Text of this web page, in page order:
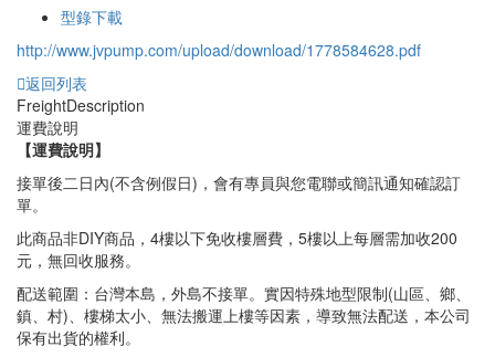
型錄下載
http://www.jvpump.com/upload/download/1778584628.pdf
返回列表
FreightDescription
運費說明
【運費說明】
接單後二日內(不含例假日)，會有專員與您電聯或簡訊通知確認訂
單。
此商品非DIY商品，4樓以下免收樓層費，5樓以上每層需加收200
元，無回收服務。
配送範圍：台灣本島，外島不接單。實因特殊地型限制(山區、鄉、
鎮、村)、樓梯太小、無法搬運上樓等因素，導致無法配送，本公司
保有出貨的權利。